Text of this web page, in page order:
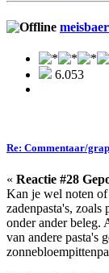
meisbaer
6.053
Re: Commentaar/
« Reactie #28
Kan je wel noten of
zadenpasta's,
onder ander beleg.
van andere pasta's